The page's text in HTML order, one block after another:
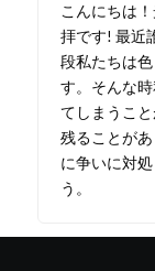
こんにちは
拝です! 最近
段私たちは
す。そんな
てしまうこ
残ることが
に争いに対
う。